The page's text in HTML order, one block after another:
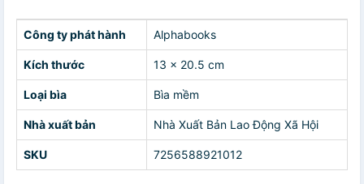
Công ty phát hành Alphabooks
Kích thước 13 x 20.5 cm
Loại bìa Bìa mềm
Nhà xuất bản Nhà Xuất Bản Lao Động Xã Hội
SKU 7256588921012